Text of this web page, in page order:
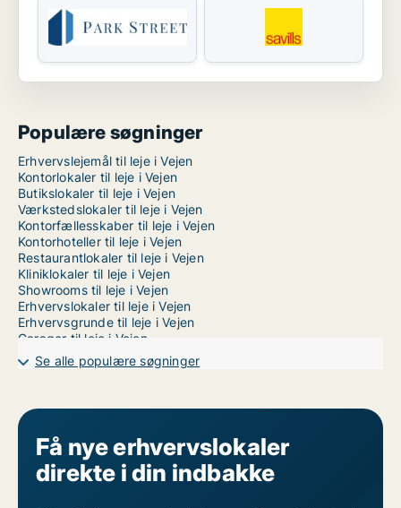
Populære søgninger
Erhvervslejemål til leje i Vejen
Kontorlokaler til leje i Vejen
Butikslokaler til leje i Vejen
Værkstedslokaler til leje i Vejen
Kontorfællesskaber til leje i Vejen
Kontorhoteller til leje i Vejen
Restaurantlokaler til leje i Vejen
Kliniklokaler til leje i Vejen
Showrooms til leje i Vejen
Erhvervslokaler til leje i Vejen
Erhvervsgrunde til leje i Vejen
Garager til leje i Vejen
Lagerlokaler til leje i Esbjerg
Se alle populære søgninger
Få nye erhvervslokaler
direkte i din indbakke